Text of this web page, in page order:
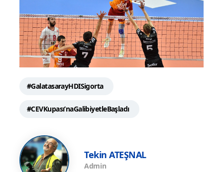
#GalatasarayHDISigorta
#CEVKupası’naGalibiyetleBaşladı
Tekin ATEŞNAL
Admin